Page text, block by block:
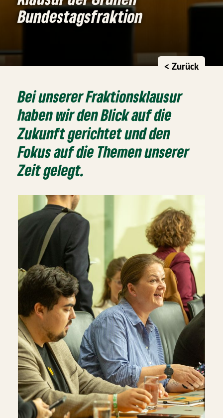
Bundestagsfraktion
< Zurück
Bei unserer Fraktionsklausur
haben wir den Blick auf die
Zukunft gerichtet und den
Fokus auf die Themen unserer
Zeit gelegt.